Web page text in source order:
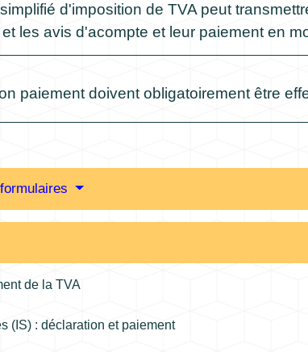
d'imposition de TVA peut
les avis d'acompte et leur paiement en
paiement doivent obligatoirement être
de la TVA
(IS) : déclaration et paiement